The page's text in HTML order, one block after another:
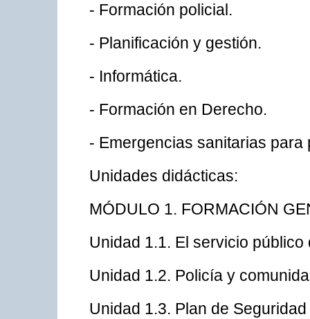
- Formación policial.
- Planificación y gestión.
- Informática.
- Formación en Derecho.
- Emergencias sanitarias
Unidades didácticas:
MÓDULO 1. FORMACIÓN
Unidad 1.1. El servicio público
Unidad 1.2. Policía y
Unidad 1.3. Plan de